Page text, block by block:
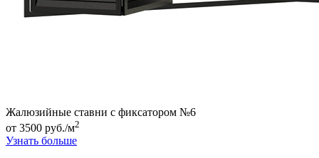
Жалюзийные ставни с фиксатором №6
от 3500 руб./м2
Узнать больше